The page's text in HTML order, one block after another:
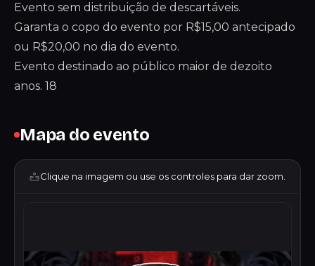
Evento sem distribuição de descartáveis.
Garanta o copo do evento por R$15,00 antecipado
ou R$20,00 no dia do evento.
Evento destinado ao público maior de dezoito
anos. 18
Mapa do evento
Clique na imagem ou use os controles para dar zoom.